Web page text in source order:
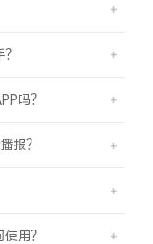
吗？
报？
用？